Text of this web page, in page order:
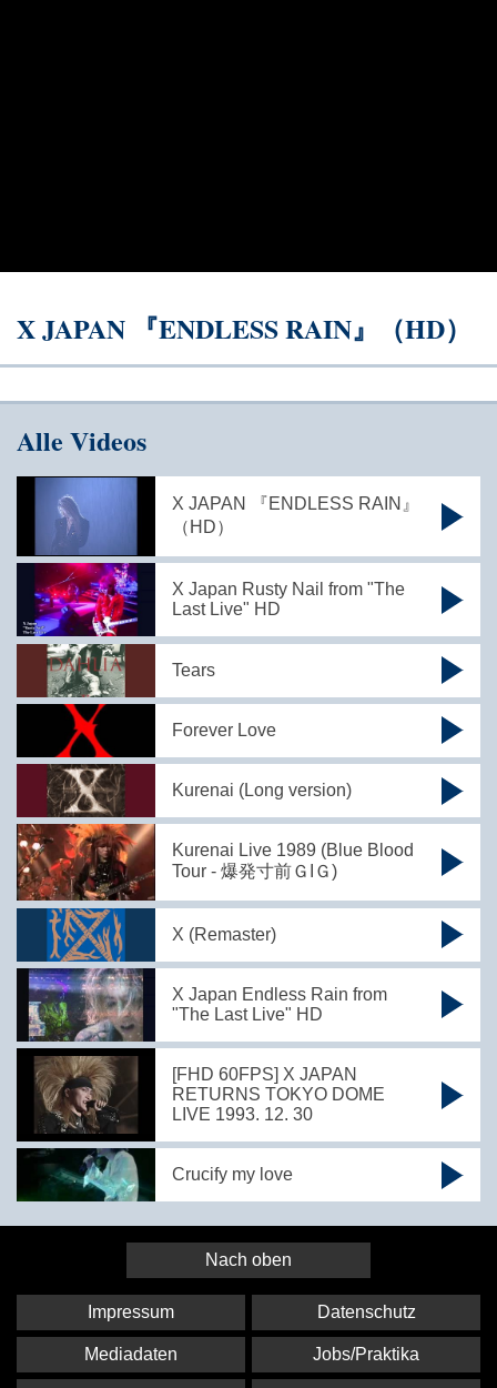
X JAPAN 『ENDLESS RAIN』（HD）
Alle Videos
X JAPAN 『ENDLESS RAIN』
（HD）
X Japan Rusty Nail from "The
Last Live" HD
Tears
Forever Love
Kurenai (Long version)
Kurenai Live 1989 (Blue Blood
Tour - 爆発寸前ＧIＧ)
X (Remaster)
X Japan Endless Rain from
"The Last Live" HD
[FHD 60FPS] X JAPAN
RETURNS TOKYO DOME
LIVE 1993. 12. 30
Crucify my love
Nach oben
Impressum Datenschutz
Mediadaten Jobs/Praktika